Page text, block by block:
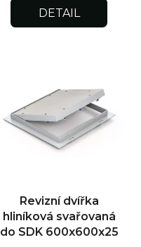
DETAIL
Revizní dvířka
hliníková svařovaná
do SDK 600x600x25